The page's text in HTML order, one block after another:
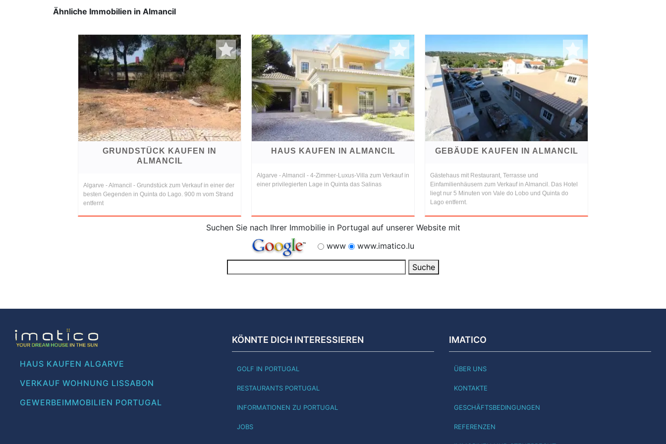
Ähnliche Immobilien in Almancil
GRUNDSTÜCK KAUFEN IN
ALMANCIL
Algarve - Almancil - Grundstück zum Verkauf in einer der
besten Gegenden in Quinta do Lago. 900 m vom Strand
entfernt
HAUS KAUFEN IN ALMANCIL
Algarve - Almancil - 4-Zimmer-Luxus-Villa zum Verkauf in
einer privilegierten Lage in Quinta das Salinas
GEBÄUDE KAUFEN IN ALMANCIL
Gästehaus mit Restaurant, Terrasse und
Einfamilienhäusern zum Verkauf in Almancil. Das Hotel
liegt nur 5 Minuten von Vale do Lobo und Quinta do
Lago entfernt.
Suchen Sie nach Ihrer Immobilie in Portugal auf unserer Website mit
www
www.imatico.lu
HAUS KAUFEN ALGARVE
VERKAUF WOHNUNG LISSABON
GEWERBEIMMOBILIEN PORTUGAL
KÖNNTE DICH INTERESSIEREN
GOLF IN PORTUGAL
RESTAURANTS PORTUGAL
INFORMATIONEN ZU PORTUGAL
JOBS
IMATICO
ÜBER UNS
KONTAKTE
GESCHÄFTSBEDINGUNGEN
REFERENZEN